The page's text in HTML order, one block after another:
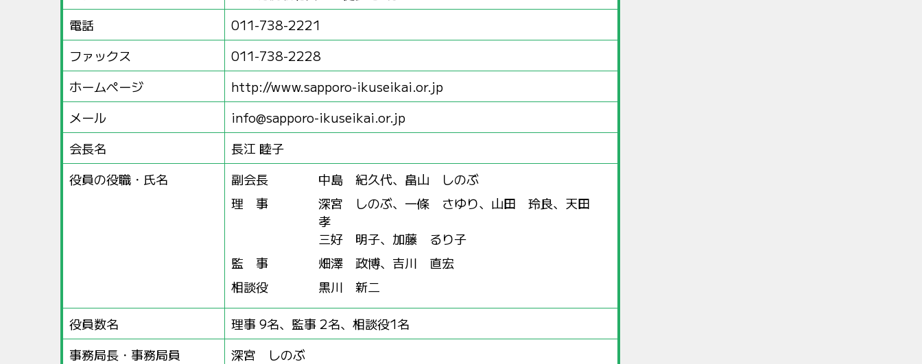
電話
011-738-2221
ファックス
011-738-2228
ホームページ
http://www.sapporo-ikuseikai.or.jp
メール
info@sapporo-ikuseikai.or.jp
会長名
長江 睦子
役員の役職・氏名
副会長
中島 紀久代、畠山 しのぶ
理 事
深宮 しのぶ、一條 さゆり、山田 玲良、天田
孝
三好 明子、加藤 るり子
監 事
畑澤 政博、吉川 直宏
相談役
黒川 新二
役員数名
理事 9名、監事 2名、相談役1名
事務局長・事務局員
深宮 しのぶ